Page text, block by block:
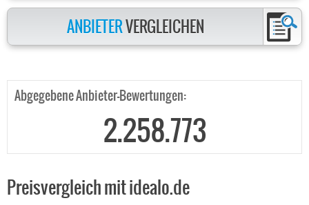
ANBIETERVERGLEICHEN
Abgegebene Anbieter-Bewertungen:
2.258.773
Preisvergleich mit idealo.de